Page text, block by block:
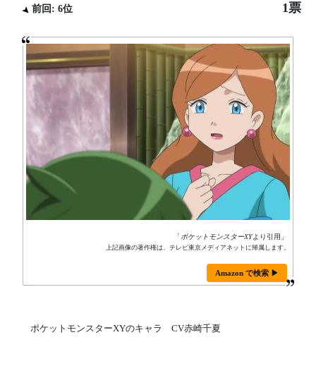
前回: 6位 1票
「ポケットモンスターXYより引用」
上記画像の著作権は、テレビ東京メディアネットに帰属します。
Amazon で検索 ▶
ポケットモンスターXYのキャラ CV赤崎千夏